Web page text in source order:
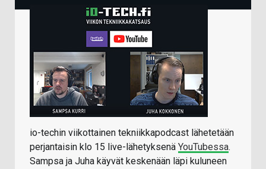
io-techin viikottainen tekniikkapodcast lähetetään
perjantaisin klo 15 live-lähetyksenä YouTubessa.
Sampsa ja Juha käyvät keskenään läpi kuluneen